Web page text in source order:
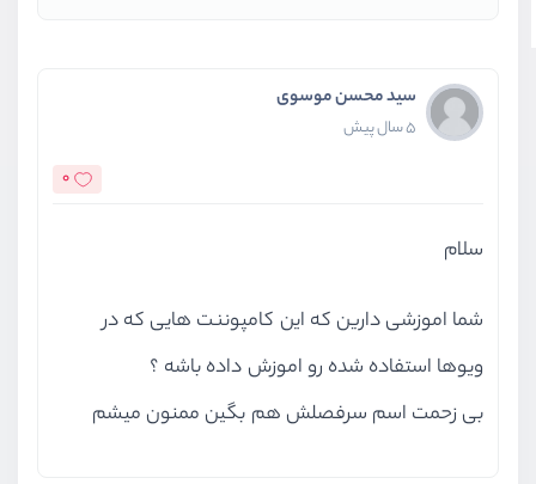
سید محسن موسوی
5 سال پیش
0
سلام
شما اموزشی دارین که این کامپوننت هایی که در
ویوها استفاده شده رو اموزش داده باشه ؟
بی زحمت اسم سرفصلش هم بگین ممنون میشم